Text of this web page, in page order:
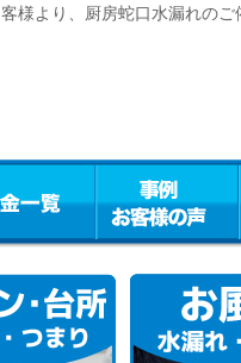
様より、厨房蛇口水漏れの